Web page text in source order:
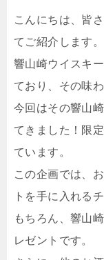
こんにちは、皆
てご紹介します。
響山崎ウイスキ
ており、その味
今回はその響山
てきました！限
ています。
この企画では、
トを手に入れる
もちろん、響山
レゼントです。